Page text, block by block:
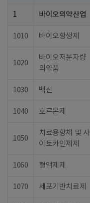
1 바이오의약산업
1010 바이오항생제
1020
바이오저분자량
의약품
1030 백신
1040 호르몬제
1050
치료용항체 및 사
이토카인제제
1060 혈액제제
1070 세포기반치료제